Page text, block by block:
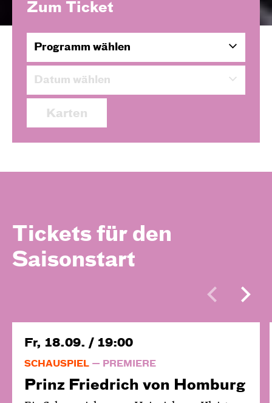
Zum Ticket
Programm wählen
Datum wählen
Karten
Tickets für den
Saisonstart
Fr, 18.09. / 19:00
SCHAUSPIEL PREMIERE
Prinz Friedrich von Homburg